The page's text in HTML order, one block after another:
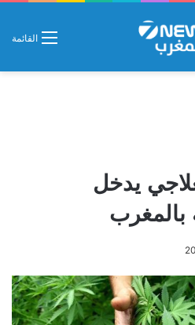
القائمة
يدخل
بالمغرب